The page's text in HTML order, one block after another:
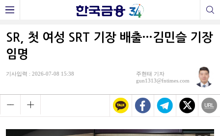
SR, 첫 여성 SRT 기장 배출…김민슬 기장
임명
기사입력 : 2026-07-08 15:38
주현태 기자
gun1313@fntimes.com